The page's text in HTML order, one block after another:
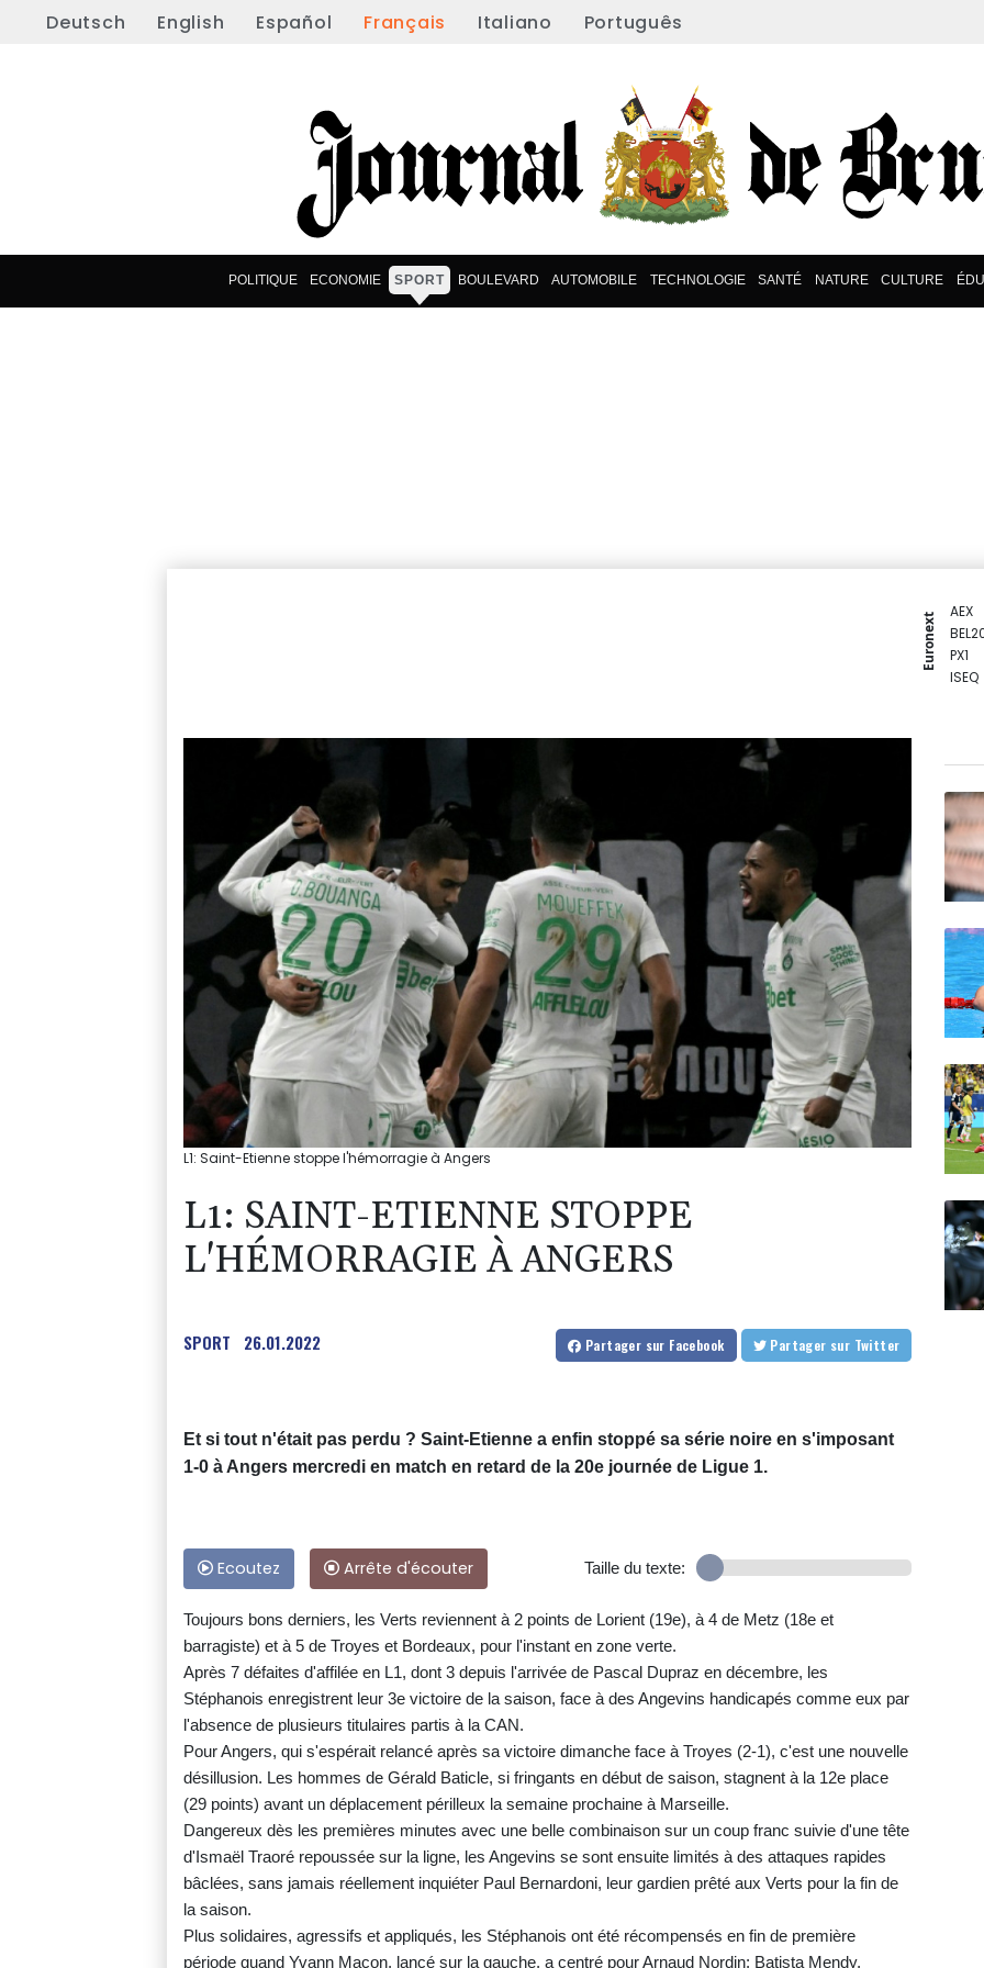
Deutsch English Español Français Italiano Português
POLITIQUE ECONOMIE SPORT BOULEVARD AUTOMOBILE TECHNOLOGIE SANTÉ NATURE CULTURE
Euronext
AEX
PX1
ISEQ
L1: Saint-Etienne stoppe l'hémorragie à Angers
L1: SAINT-ETIENNE STOPPE
L'HÉMORRAGIE À ANGERS
SPORT 26.01.2022 Partager sur Facebook Partager sur Twitter
Et si tout n'était pas perdu ? Saint-Etienne a enfin stoppé sa série noire en s'imposant
1-0 à Angers mercredi en match en retard de la 20e journée de Ligue 1.
Ecoutez Arrête d'écouter Taille du texte:
Toujours bons derniers, les Verts reviennent à 2 points de Lorient (19e), à 4 de Metz (18e et
barragiste) et à 5 de Troyes et Bordeaux, pour l'instant en zone verte.
Après 7 défaites d'affilée en L1, dont 3 depuis l'arrivée de Pascal Dupraz en décembre, les
Stéphanois enregistrent leur 3e victoire de la saison, face à des Angevins handicapés comme eux par
l'absence de plusieurs titulaires partis à la CAN.
Pour Angers, qui s'espérait relancé après sa victoire dimanche face à Troyes (2-1), c'est une nouvelle
désillusion. Les hommes de Gérald Baticle, si fringants en début de saison, stagnent à la 12e place
(29 points) avant un déplacement périlleux la semaine prochaine à Marseille.
Dangereux dès les premières minutes avec une belle combinaison sur un coup franc suivie d'une tête
d'Ismaël Traoré repoussée sur la ligne, les Angevins se sont ensuite limités à des attaques rapides
bâclées, sans jamais réellement inquiéter Paul Bernardoni, leur gardien prêté aux Verts pour la fin de
la saison.
Plus solidaires, agressifs et appliqués, les Stéphanois ont été récompensés en fin de première
période quand Yvann Maçon, lancé sur la gauche, a centré pour Arnaud Nordin: Batista Mendy,